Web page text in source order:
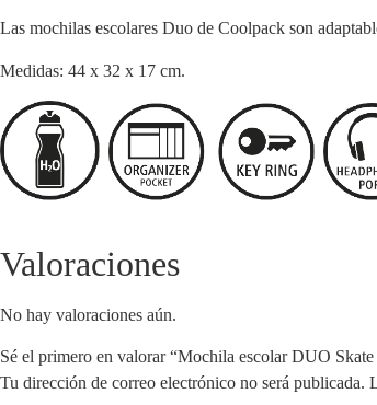
Las mochilas escolares Duo de Coolpack son
Medidas: 44 x 32 x 17 cm.
Valoraciones
No hay valoraciones aún.
Sé el primero en valorar “Mochila escolar DUO
Tu dirección de correo electrónico no será publicada.